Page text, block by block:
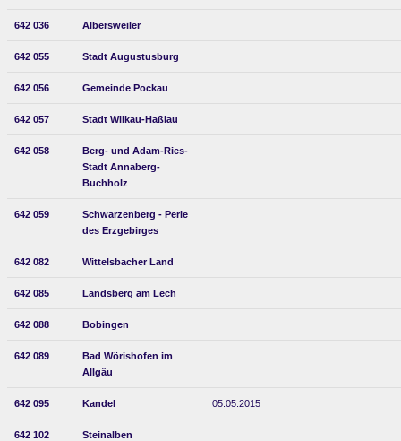
642 036 Albersweiler
642 055 Stadt Augustusburg
642 056 Gemeinde Pockau
642 057 Stadt Wilkau-Haßlau
642 058
Berg- und Adam-Ries-
Stadt Annaberg-
Buchholz
642 059
Schwarzenberg - Perle
des Erzgebirges
642 082 Wittelsbacher Land
642 085 Landsberg am Lech
642 088 Bobingen
642 089
Bad Wörishofen im
Allgäu
642 095 Kandel 05.05.2015
642 102 Steinalben